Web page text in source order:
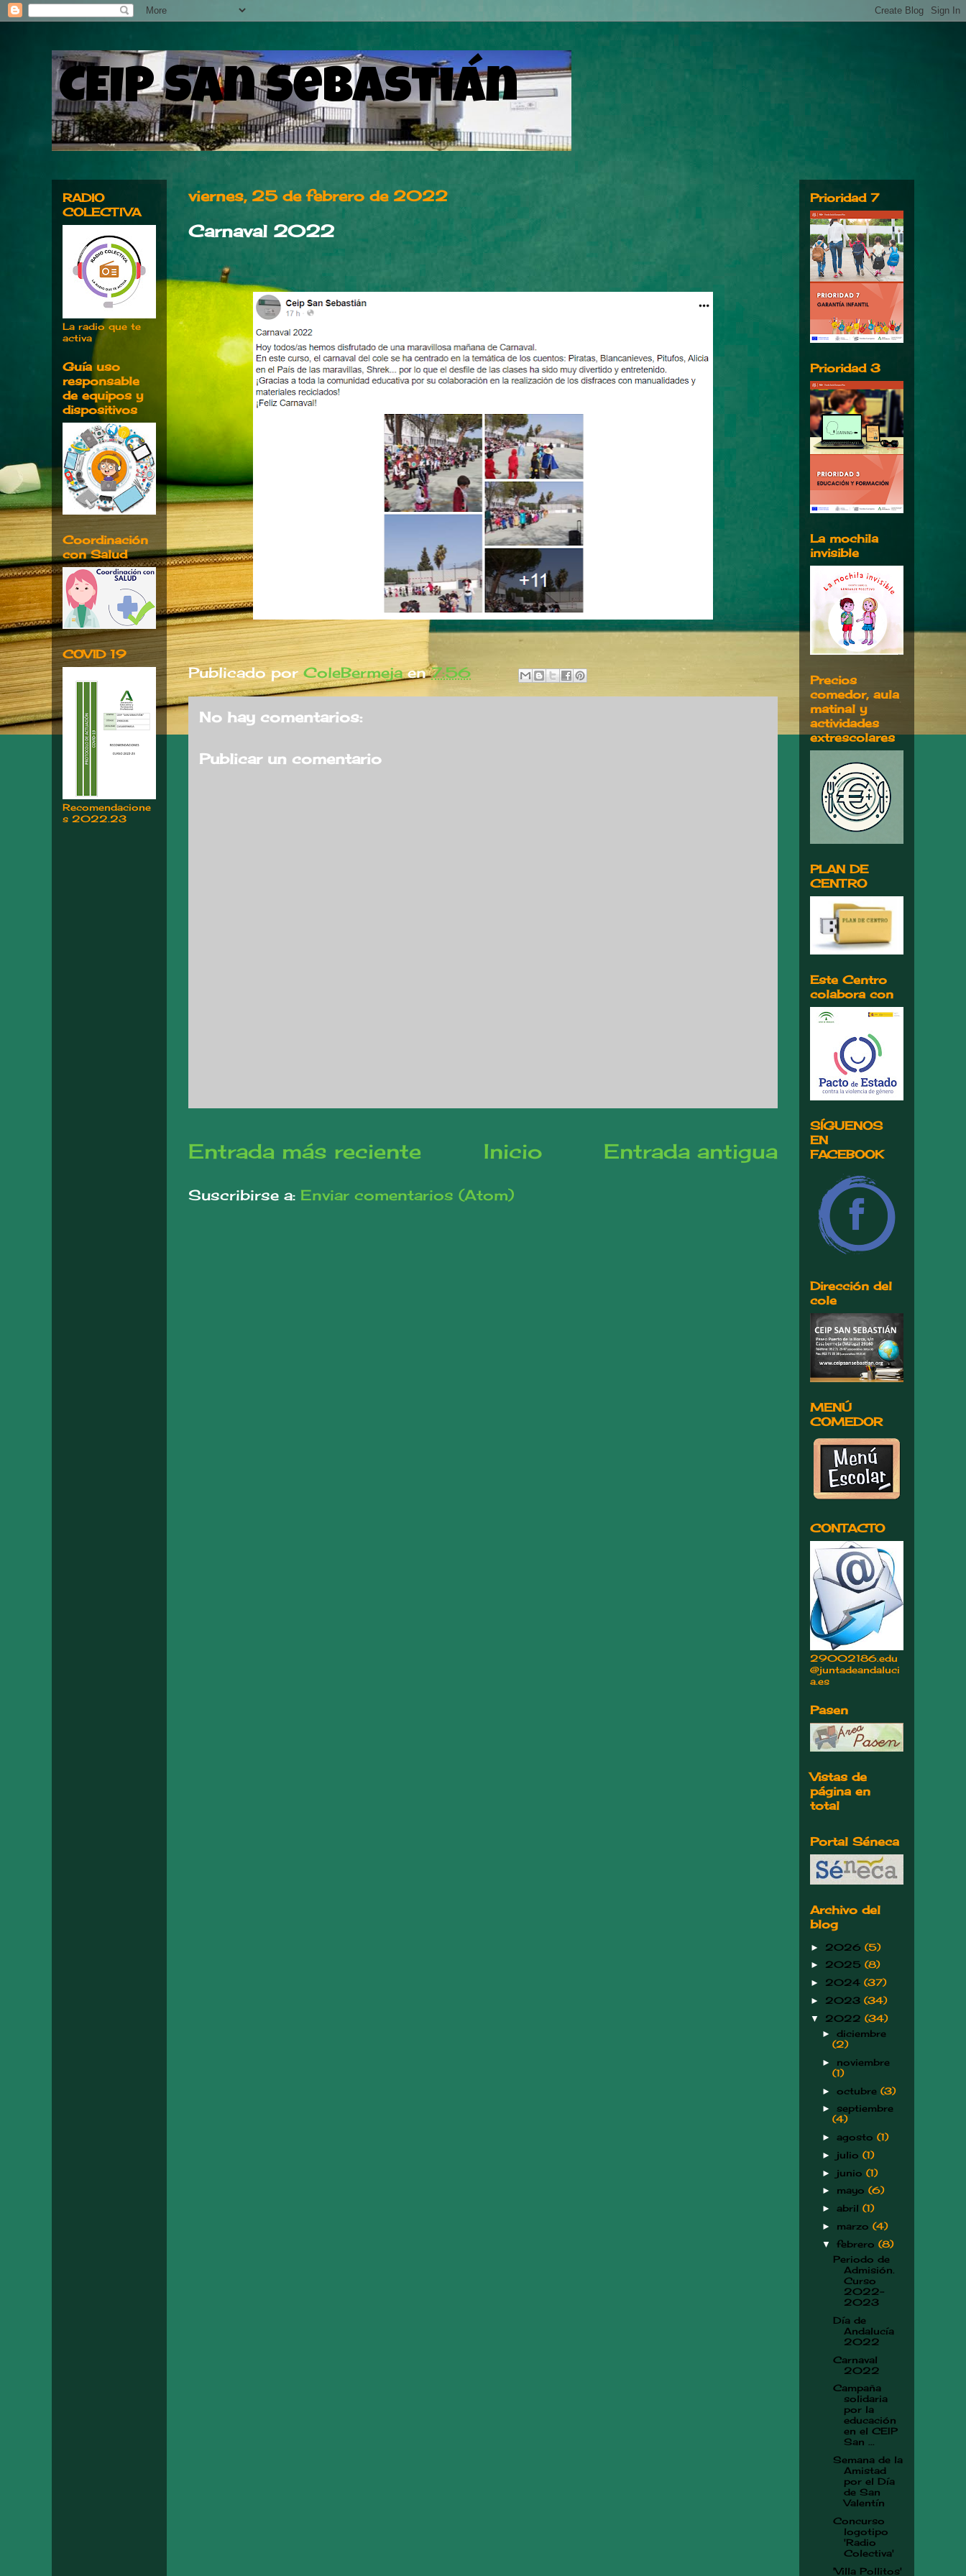
CEIP San Sebastián
viernes, 25 de febrero de 2022
Carnaval 2022
Publicado porColeBermeja en7:56
No hay comentarios:
Publicar un comentario
Entrada más reciente Entrada antigua
Inicio
Suscribirse a: Enviar comentarios (Atom)
RADIO
COLECTIVA
La radio que te
activa
Guía uso
responsable
de equipos y
dispositivos
Coordinación
con Salud
COVID 19
Recomendacione
s 2022.23
Prioridad 7
Prioridad 3
La mochila
invisible
Precios
comedor, aula
matinal y
actividades
extrescolares
PLAN DE
CENTRO
Este Centro
colabora con
SÍGUENOS
EN
FACEBOOK
Dirección del
cole
MENÚ
COMEDOR
CONTACTO
29002186.edu
@juntadeandaluci
a.es
Pasen
Vistas de
página en
total
Portal Séneca
Archivo del
blog
► 2026 (5)
► 2025 (8)
► 2024 (37)
► 2023 (34)
▼ 2022 (34)
► diciembre
(2)
► noviembre
(1)
► octubre (3)
► septiembre
(4)
► agosto (1)
► julio (1)
► junio (1)
► mayo (6)
► abril (1)
► marzo (4)
▼ febrero (8)
Periodo de
Admisión.
Curso
2022-
2023
Día de
Andalucía
2022
Carnaval
2022
Campaña
solidaria
por la
educación
en el CEIP
San ...
Semana de la
Amistad
por el Día
de San
Valentín
Concurso
logotipo
'Radio
Colectiva'
'Villa Pollitos'